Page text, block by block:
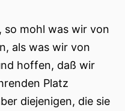
so mohl was wir von
als was wir von
hoffen, daß wir
Platz
diejenigen, die sie